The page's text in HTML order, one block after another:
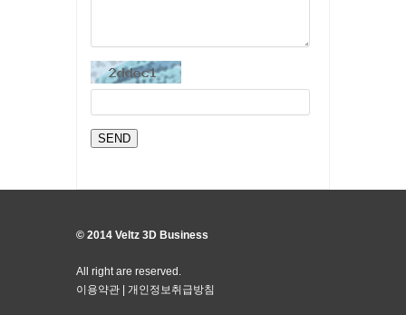
© 2014 Veltz 3D Business
All right are reserved.
이용약관 | 개인정보취급방침